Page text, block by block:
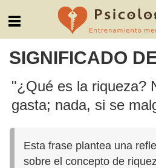
SIGNIFICADO
"¿Qué es la riqueza?
gasta; nada, si se
Esta frase plantea una
sobre el concepto de